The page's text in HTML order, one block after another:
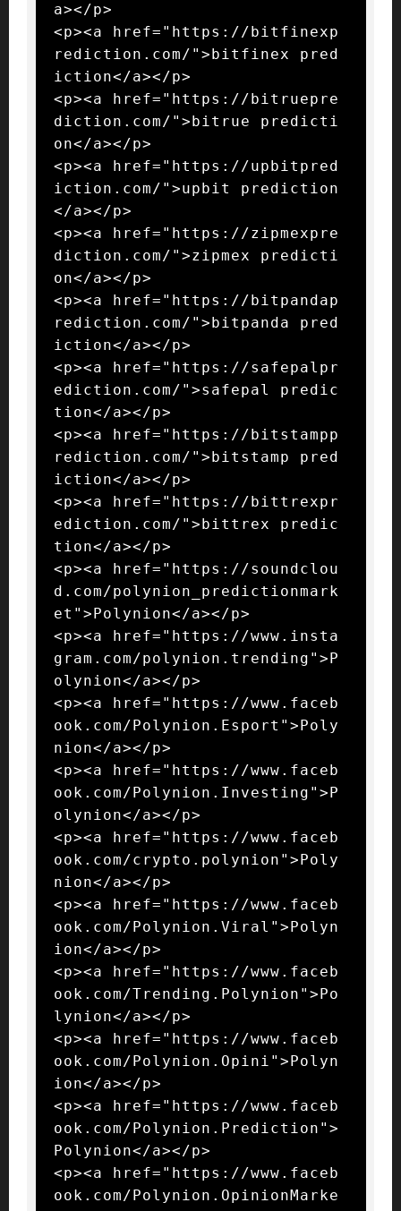
a></p>
<p><a href="https://bitfinexp
rediction.com/">bitfinex pred
iction</a></p>
<p><a href="https://bitruepre
diction.com/">bitrue predicti
on</a></p>
<p><a href="https://upbitpred
iction.com/">upbit prediction
</a></p>
<p><a href="https://zipmexpre
diction.com/">zipmex predicti
on</a></p>
<p><a href="https://bitpandap
rediction.com/">bitpanda pred
iction</a></p>
<p><a href="https://safepalpr
ediction.com/">safepal predic
tion</a></p>
<p><a href="https://bitstampp
rediction.com/">bitstamp pred
iction</a></p>
<p><a href="https://bittrexpr
ediction.com/">bittrex predic
tion</a></p>
<p><a href="https://soundclou
d.com/polynion_predictionmark
et">Polynion</a></p>
<p><a href="https://www.insta
gram.com/polynion.trending">P
olynion</a></p>
<p><a href="https://www.faceb
ook.com/Polynion.Esport">Poly
nion</a></p>
<p><a href="https://www.faceb
ook.com/Polynion.Investing">P
olynion</a></p>
<p><a href="https://www.faceb
ook.com/crypto.polynion">Poly
nion</a></p>
<p><a href="https://www.faceb
ook.com/Polynion.Viral">Polyn
ion</a></p>
<p><a href="https://www.faceb
ook.com/Trending.Polynion">Po
lynion</a></p>
<p><a href="https://www.faceb
ook.com/Polynion.Opini">Polyn
ion</a></p>
<p><a href="https://www.faceb
ook.com/Polynion.Prediction">
Polynion</a></p>
<p><a href="https://www.faceb
ook.com/Polynion.OpinionMarke